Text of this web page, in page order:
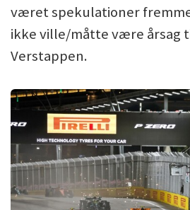
været spekulationer
ikke ville/måtte være årsag
Verstappen.